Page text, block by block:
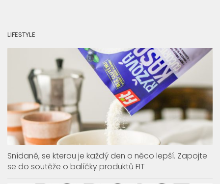
LIFESTYLE
Snídaně, se kterou je každý den o něco lepší. Zapojte
se do soutěže o balíčky produktů FIT